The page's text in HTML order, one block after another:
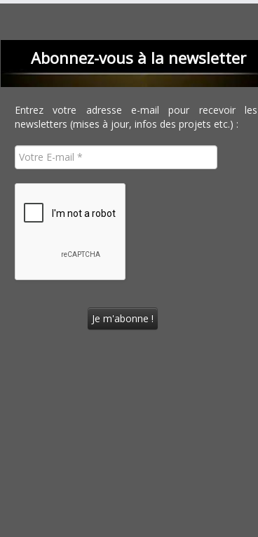
Abonnez-vous à la newsletter
Entrez votre adresse e-mail pour recevoir les
newsletters (mises à jour, infos des projets etc.) :